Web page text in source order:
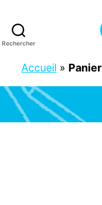
Rechercher
Accueil » Panier